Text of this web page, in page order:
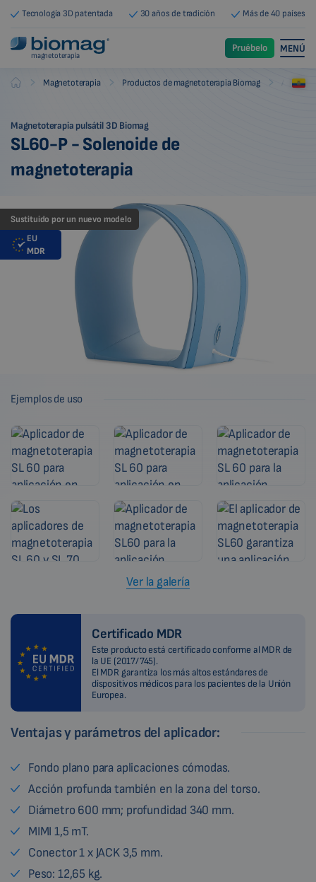
Tecnología 3D patentada 30 años de tradición Más de 40 países
magnetoterapia
Pruébelo MENÚ
Biomag Magnetoterapia Productos de magnetoterapia Biomag
Magnetoterapia pulsátil 3D Biomag
SL60-P - Solenoide de
magnetoterapia
Sustituido por un nuevo modelo
EU
MDR
Ejemplos de uso
Ver la galería
Certificado MDR
Este producto está certificado conforme al MDR de
la UE (2017/745).
El MDR garantiza los más altos estándares de
dispositivos médicos para los pacientes de la Unión
Europea.
Ventajas y parámetros del aplicador:
Fondo plano para aplicaciones cómodas.
Acción profunda también en la zona del torso.
Diámetro 600 mm; profundidad 340 mm.
MIMI 1,5 mT.
Conector 1 x JACK 3,5 mm.
Peso: 12,65 kg.